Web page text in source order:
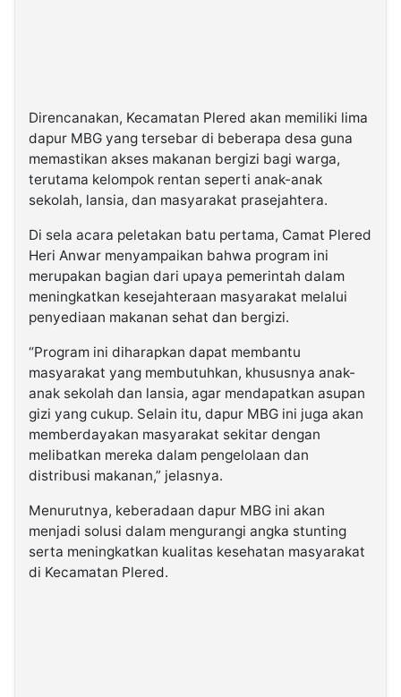
Direncanakan, Kecamatan Plered akan memiliki lima
dapur MBG yang tersebar di beberapa desa guna
memastikan akses makanan bergizi bagi warga,
terutama kelompok rentan seperti anak-anak
sekolah, lansia, dan masyarakat prasejahtera.
Di sela acara peletakan batu pertama, Camat Plered
Heri Anwar menyampaikan bahwa program ini
merupakan bagian dari upaya pemerintah dalam
meningkatkan kesejahteraan masyarakat melalui
penyediaan makanan sehat dan bergizi.
“Program ini diharapkan dapat membantu
masyarakat yang membutuhkan, khususnya anak-
anak sekolah dan lansia, agar mendapatkan asupan
gizi yang cukup. Selain itu, dapur MBG ini juga akan
memberdayakan masyarakat sekitar dengan
melibatkan mereka dalam pengelolaan dan
distribusi makanan,” jelasnya.
Menurutnya, keberadaan dapur MBG ini akan
menjadi solusi dalam mengurangi angka stunting
serta meningkatkan kualitas kesehatan masyarakat
di Kecamatan Plered.